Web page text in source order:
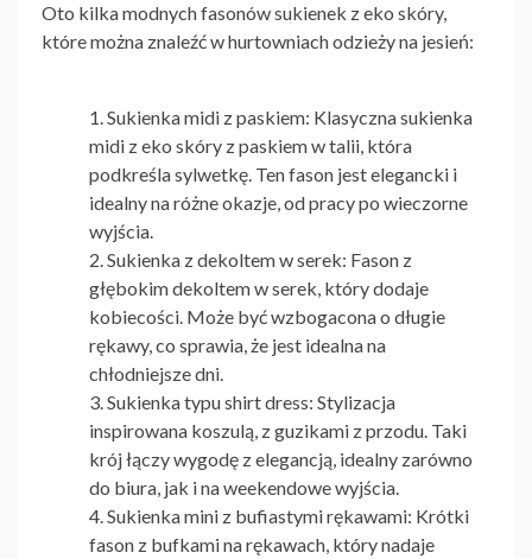
Oto kilka modnych fasonów sukienek z eko skóry,
które można znaleźć w hurtowniach odzieży na jesień:
Sukienka midi z paskiem: Klasycznasukienka
midi z eko skóry z paskiemw talii, która
podkreśla sylwetkę. Ten fason jest elegancki i
idealny na różne okazje, od pracy po wieczorne
wyjścia.
Sukienka z dekoltem w serek: Fason z
głębokim dekoltem w serek, który dodaje
kobiecości. Może być wzbogacona o długie
rękawy, co sprawia, że jest idealna na
chłodniejsze dni.
Sukienka typu shirt dress: Stylizacja
inspirowana koszulą, z guzikami z przodu. Taki
krój łączy wygodę z elegancją, idealny zarówno
do biura, jak i na weekendowe wyjścia.
Sukienka mini z bufiastymi rękawami: Krótki
fason z bufkami na rękawach, który nadaje